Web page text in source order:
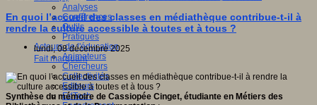
Analyses
Conférences
Outils
Pratiques
Acteurs de l'éducation
Animateurs
Chercheurs
Collectivités
Editeurs
EdTech
En quoi l’accueil des classes en médiathèque contribue-t-il à
rendre la culture accessible à toutes et à tous ?
lundi, 08 décembre 2025
Fait marquant
Synthèse du mémoire de Cassiopée Cinget, étudiante en Métiers des